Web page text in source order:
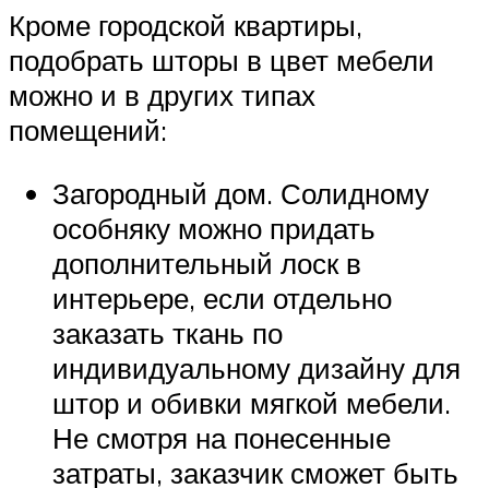
Кроме городской квартиры,
подобрать шторы в цвет мебели
можно и в других типах
помещений:
Загородный дом. Солидному
особняку можно придать
дополнительный лоск в
интерьере, если отдельно
заказать ткань по
индивидуальному дизайну для
штор и обивки мягкой мебели.
Не смотря на понесенные
затраты, заказчик сможет быть